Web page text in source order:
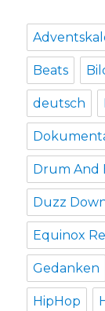
Beats
deutsch
Drum And
Duzz
Equinox
Gedanken
HipHop